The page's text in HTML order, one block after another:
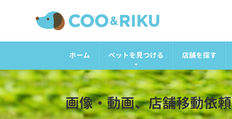
ホーム ペットを見つける 店舗を探す
画像・動画、店舗移動依頼